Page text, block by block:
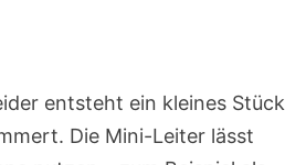
entsteht ein kleines Stück
Die Mini-Leiter lässt